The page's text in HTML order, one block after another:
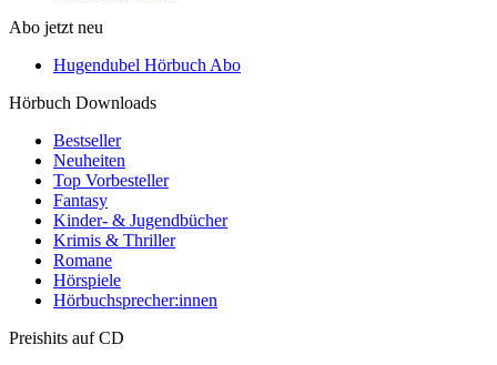
Abo jetzt neu
Hugendubel Hörbuch Abo
Hörbuch Downloads
Bestseller
Neuheiten
Top Vorbesteller
Fantasy
Kinder- & Jugendbücher
Krimis & Thriller
Romane
Hörspiele
Hörbuchsprecher:innen
Preishits auf CD